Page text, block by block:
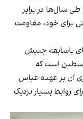
طی سال‌ها در برابر
برای خود، مقاومت
سال ۱۹۶۰، از اعضای باسابقه جنبش
است که
آن بر عهده عباس
روابط بسیار نزدیک